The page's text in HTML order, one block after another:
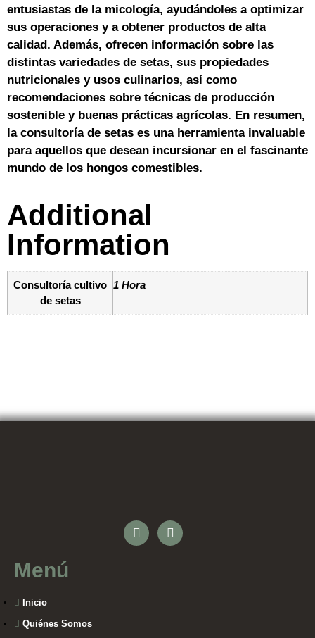
entusiastas de la micología, ayudándoles a optimizar
sus operaciones y a obtener productos de alta
calidad. Además, ofrecen información sobre las
distintas variedades de setas, sus propiedades
nutricionales y usos culinarios, así como
recomendaciones sobre técnicas de producción
sostenible y buenas prácticas agrícolas. En resumen,
la consultoría de setas es una herramienta invaluable
para aquellos que desean incursionar en el fascinante
mundo de los hongos comestibles.
Additional
Information
Consultoría cultivo
de setas
1 Hora
Menú
Inicio
Quiénes Somos